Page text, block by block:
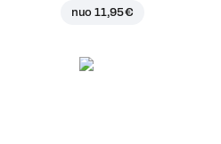
nuo11,95 €